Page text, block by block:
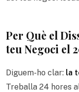
Per Què el
teu Negoci el
Diguem-ho clar: la
Treballa 24 hores